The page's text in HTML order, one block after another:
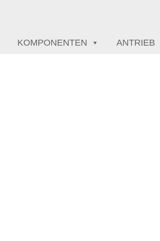
KOMPONENTEN ANTRIEB